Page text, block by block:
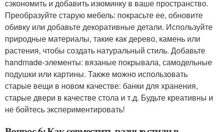
сэкономить и добавить изюминку в ваше пространство.
Преобразуйте старую мебель: покрасьте ее, обновите
обивку или добавьте декоративные детали. Используйте
природные материалы, такие как дерево, камень или
растения, чтобы создать натуральный стиль. Добавьте
handmade-элементы: вязаные покрывала, самодельные
подушки или картины. Также можно использовать
старые вещи в новом качестве: банки для хранения,
старые двери в качестве стола и т.д. Будьте креативны и
не бойтесь экспериментировать!